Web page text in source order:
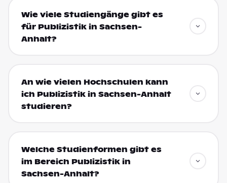
Wie viele Studiengänge gibt es
für Publizistik in Sachsen-
Anhalt?
An wie vielen Hochschulen kann
ich Publizistik in Sachsen-Anhalt
studieren?
Welche Studienformen gibt es
im Bereich Publizistik in
Sachsen-Anhalt?